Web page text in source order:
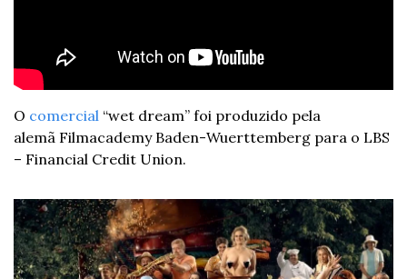
O comercial “wet dream” foi produzido pela
alemã Filmacademy Baden-Wuerttemberg para o LBS
– Financial Credit Union.